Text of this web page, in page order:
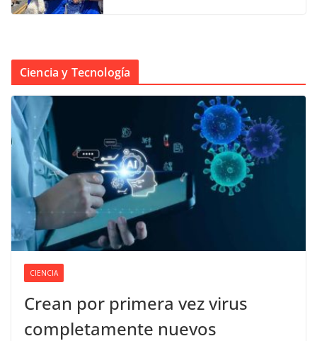
Ciencia y Tecnología
CIENCIA
Crean por primera vez virus
completamente nuevos